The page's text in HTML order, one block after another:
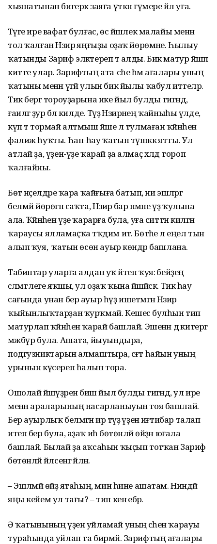
хыянатынан бигерәк заяға үткән ғүмере йәл уға.
Тәүге ире вафат булғас, өс йәшлек малайы менән
тол ҡалған Нәзирә яңғыҙы оҙаҡ йөрөмәне. Һылыу
ҡатынды Зариф эләктереп тә алды. Бик матур йәшәп
китте улар. Зарифтың ата-әсәһе һәм ағалары уның
ҡатыны менән үгәй улын бик йылы ҡабул иттеләр.
Тик бергә тороуҙарына ике йыл булды тигәндә,
ғаиләгә ҙур бәлә килде. Тәүҙә Нәзирәнең ҡайныһы үлде,
күп тә тормай алтмыш йәше лә тулмаған ҡәйнәһен
фалиж һуҡты. Һап-һау ҡатын түшәккә ятты. Ул
атлай ҙа, үҙен-үҙе ҡарай ҙа алмаҫ хәлдә тороп
ҡалғайны.
Бөтә нәҫелдәре ҡара ҡайғыға батып, ни эшләргә
белмәй йөрөгән саҡта, Нәзирә бар нәмәне үҙ ҡулына
ала. Ҡәйнәһен үҙе ҡарарға була, уға ситтән килгән
ҡараусы ялламаҫҡа тәҡдим итә. Бөтәһе лә еңел тын
алып ҡуя, ә ҡатын өсөн ауыр көндәр башлана.
Табиптар уларға алдан уҡ әйтеп ҡуя: әбейҙең
сәләмәтлеге яҡшы, ул оҙаҡ ҡына йәшәйәсәк. Тик һау
сағында унан бер ауыр һүҙ ишетмәгән Нәзирә
ҡыйынлыҡтарҙан ҡурҡмай. Кешесә булһын тип
матурлап ҡәйнәһен ҡарай башлай. Эшенән дә китергә
мәжбүр була. Ашата, йыуындыра,
подгузниктарын алмаштыра, сәғәт һайын уның
урынын күсереп һалып тора.
Ошолай йәшәүҙәренә биш йыл булды тигәндә, ул ире
менән араларының насарланыуын тоя башлай.
Бер ауырлыҡ белмәгән ир тәүҙә үҙенә иғтибар талап
итеп бер була, аҙаҡ иһә бөтөнләй өйҙән юғала
башлай. Былай ҙа аҡсаһын ҡыҫып тотҡан Зариф
бөтөнләй йәлсенгә әйләнә.
– Эшләмәй өйҙә ятаһың, мин һине ашатам. Ниндәй
яңы кейем ул тағы? – тип кенә ебәрә.
Ә ҡатынының үҙен уйламай уның әсәһен ҡарауы
тураһында уйлап та бирмәй. Зарифтың ағалары